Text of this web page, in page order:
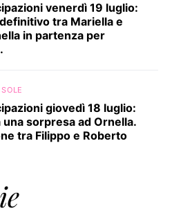
venerdì 19 luglio:
tra Mariella e
in partenza per
giovedì 18 luglio:
una sorpresa ad Ornella.
tra Filippo e Roberto